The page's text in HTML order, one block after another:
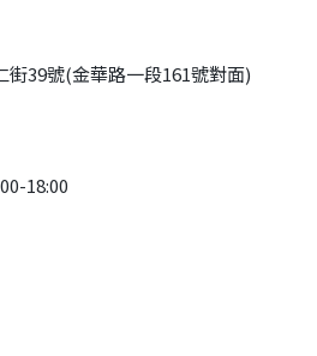
街39號(金華路一段161號對面)
18:00